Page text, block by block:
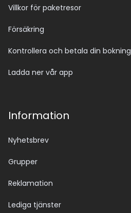
Villkor för paketresor
Försäkring
Kontrollera och betala din bokning
Ladda ner vår app
Information
Nyhetsbrev
Grupper
Reklamation
Lediga tjänster